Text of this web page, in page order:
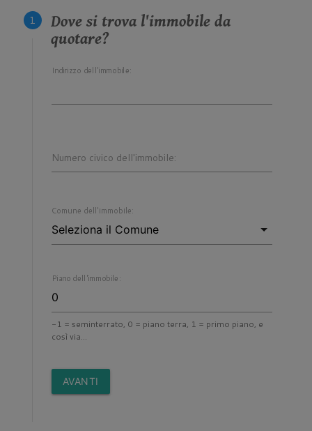
Dove si trova l'immobile da
quotare?
Indirizzo dell'immobile:
Numero civico dell'immobile:
Comune dell'immobile:
Piano dell'immobile:
-1 = seminterrato, 0 = piano terra, 1 = primo piano, e
così via...
AVANTI